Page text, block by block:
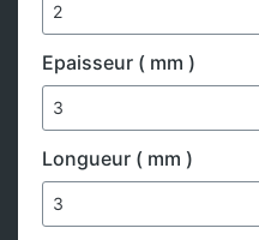
Epaisseur ( mm )
Longueur ( mm )